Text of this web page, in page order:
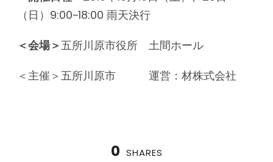
（日）9:00~18:00 雨天決行
＜会場＞五所川原市役所 土間ホール
＜主催＞五所川原市 運営：材株式会社
0 SHARES